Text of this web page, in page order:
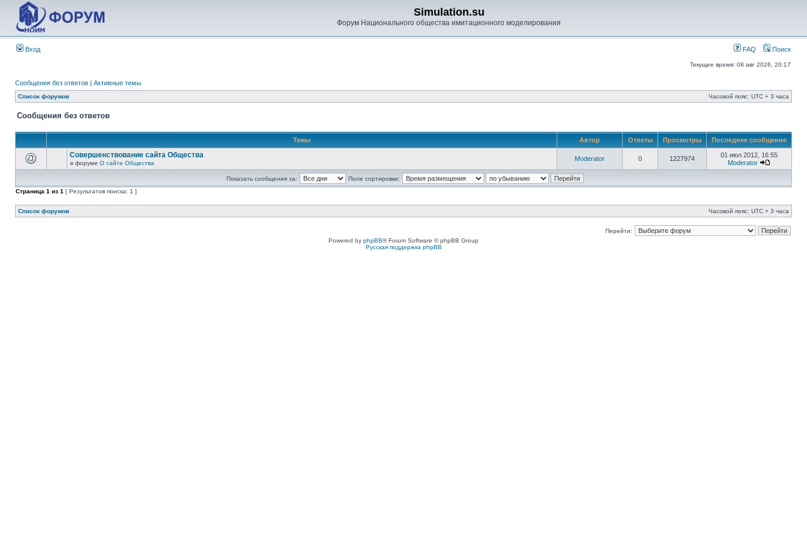
Simulation.su
Форум Национального общества имитационного моделирования
Вход FAQ Поиск
Текущее время: 08 авг 2026, 20:17
Сообщения без ответов | Активные темы
Список форумов Часовой пояс: UTC + 3 часа
Сообщения без ответов
Темы Автор Ответы Просмотры Последнее сообщение
Совершенствование сайта Общества
в форуме О сайте Общества
Moderator 0 1227974
01 июл 2012, 16:55
Moderator
Показать сообщения за:
Поле сортировки:
Страница 1 из 1 [ Результатов поиска: 1 ]
Список форумов Часовой пояс: UTC + 3 часа
Перейти:
Powered by phpBB® Forum Software © phpBB Group
Русская поддержка phpBB